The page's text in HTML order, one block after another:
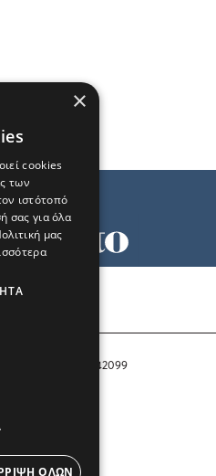
Μ.Η.Τ. 242099
Το Μανιφέστο
×
cookies
των
ιστότοπό
σας για όλα
μας
ΌΛΩΝ